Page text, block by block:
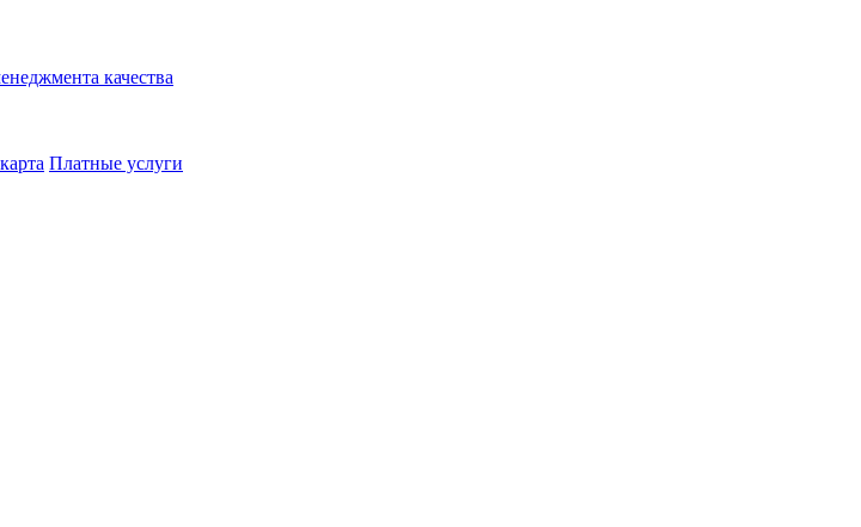
качества
Платные услуги